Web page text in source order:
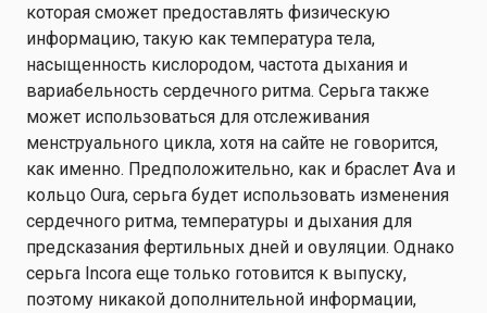
которая сможет предоставлять физическую
информацию, такую как температура тела,
насыщенность кислородом, частота дыхания и
вариабельность сердечного ритма. Серьга также
может использоваться для отслеживания
менструального цикла, хотя на сайте не говорится,
как именно. Предположительно, как и браслет Ava и
кольцо Oura, серьга будет использовать изменения
сердечного ритма, температуры и дыхания для
предсказания фертильных дней и овуляции. Однако
серьга Incora еще только готовится к выпуску,
поэтому никакой дополнительной информации,